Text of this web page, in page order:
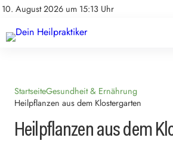
10. August 2026 um 15:13 Uhr
Impressum
Natürliche Medizin
Heilpflanzen & Kräuterkunde
StartseiteGesundheit & Ernährung
Heilpflanzen aus dem Klostergarten
Heilpflanzen aus dem